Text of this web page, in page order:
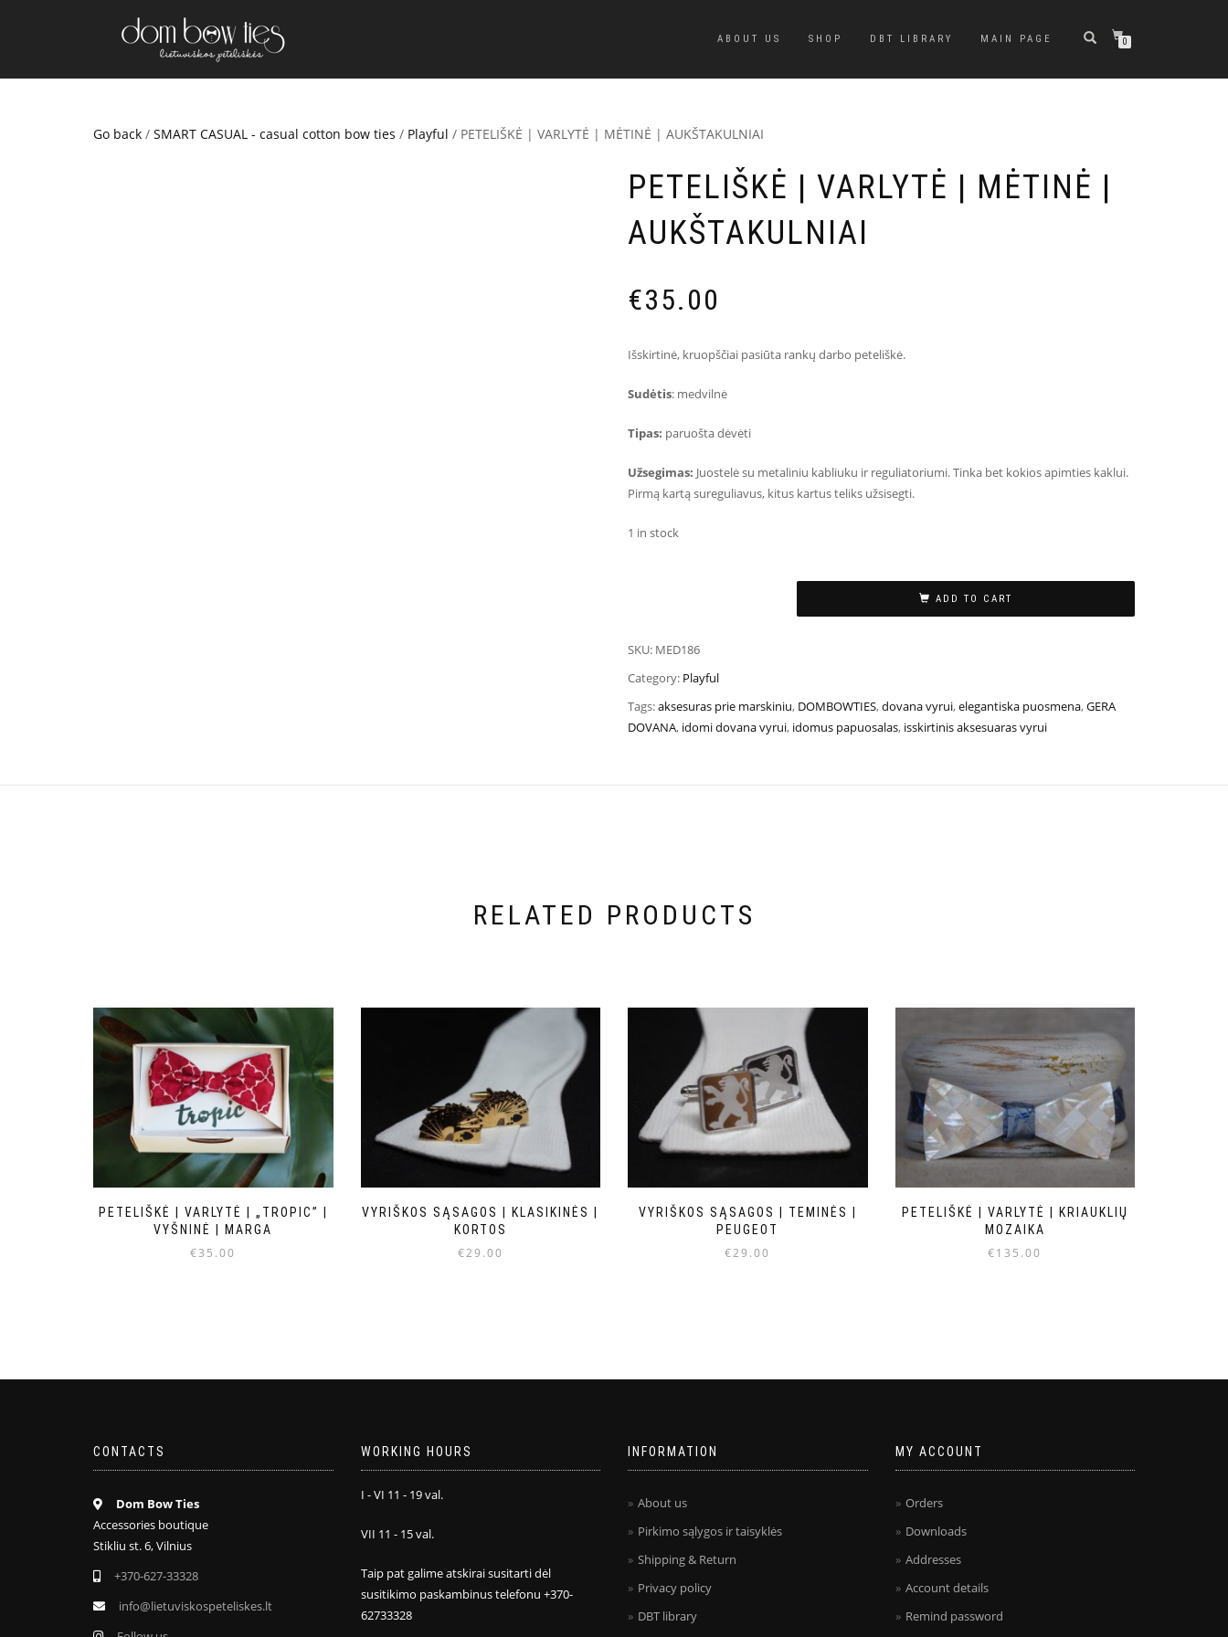
ABOUT US SHOP DBT LIBRARY MAIN PAGE 0
Go back / SMART CASUAL - casual cotton bow ties / Playful / PETELIŠKĖ | VARLYTĖ | MĖTINĖ | AUKŠTAKULNIAI
PETELIŠKĖ | VARLYTĖ | MĖTINĖ |
AUKŠTAKULNIAI
€35.00
Išskirtinė, kruopščiai pasiūta rankų darbo peteliškė.
Sudėtis: medvilnė
Tipas: paruošta dėvėti
Užsegimas: Juostelė su metaliniu kabliuku ir reguliatoriumi.Tinka bet kokios apimties kaklui.
Pirmą kartą sureguliavus, kitus kartus teliks užsisegti.
1 in stock
ADD TO CART
SKU: MED186
Category: Playful
Tags:aksesuras prie marskiniu, DOMBOWTIES,dovana vyrui,elegantiska puosmena,GERA
DOVANA, idomi dovana vyrui, idomus papuosalas, isskirtinis aksesuaras vyrui
RELATED PRODUCTS
PETELIŠKĖ | VARLYTĖ | „TROPIC” |
VYŠNINĖ | MARGA
€35.00
VYRIŠKOS SĄSAGOS | KLASIKINĖS |
KORTOS
€29.00
VYRIŠKOS SĄSAGOS | TEMINĖS |
PEUGEOT
€29.00
PETELIŠKĖ | VARLYTĖ | KRIAUKLIŲ
MOZAIKA
€135.00
CONTACTS
Dom Bow Ties
Accessories boutique
Stikliu st. 6, Vilnius
+370-627-33328
info@lietuviskospeteliskes.lt
WORKING HOURS
I - VI 11 - 19 val.
VII 11 - 15 val.
Taip pat galime atskirai susitarti dėl
susitikimo paskambinus telefonu +370-
62733328
INFORMATION
About us
Pirkimo sąlygos ir taisyklės
Shipping & Return
Privacy policy
DBT library
MY ACCOUNT
Orders
Downloads
Addresses
Account details
Remind password